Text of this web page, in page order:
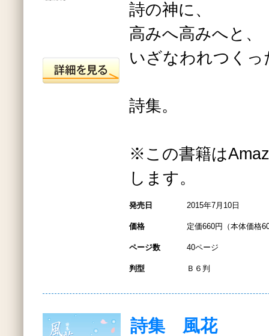
詩の神に、
高みへ高みへと、
いざなわれつくっ
詩集。
※この書籍は
します。
発売日 2015年7月10日
価格 定価660円（本体価格
ページ数 40ページ
判型 Ｂ６判
詩集 風花